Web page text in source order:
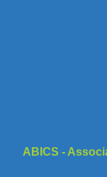
ABICS -